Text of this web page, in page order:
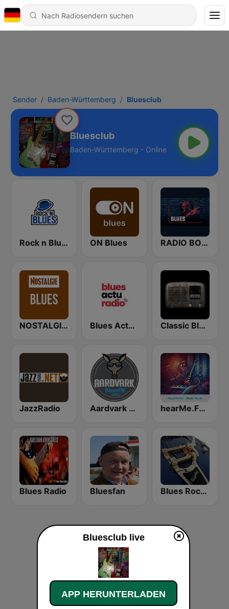
Sender Baden-Württemberg Bluesclub
Bluesclub
Baden-Württemberg - Online
Rock n Blues ON Blues RADIO BOB! Blues
NOSTALGIE Blues Blues Actu Radio Classic Blues Radio
JazzRadio Aardvark Blues FM hearMe.FM Blues Rock
Blues Radio Bluesfan Blues Rock Cafe
Bluesclub live
APP HERUNTERLADEN